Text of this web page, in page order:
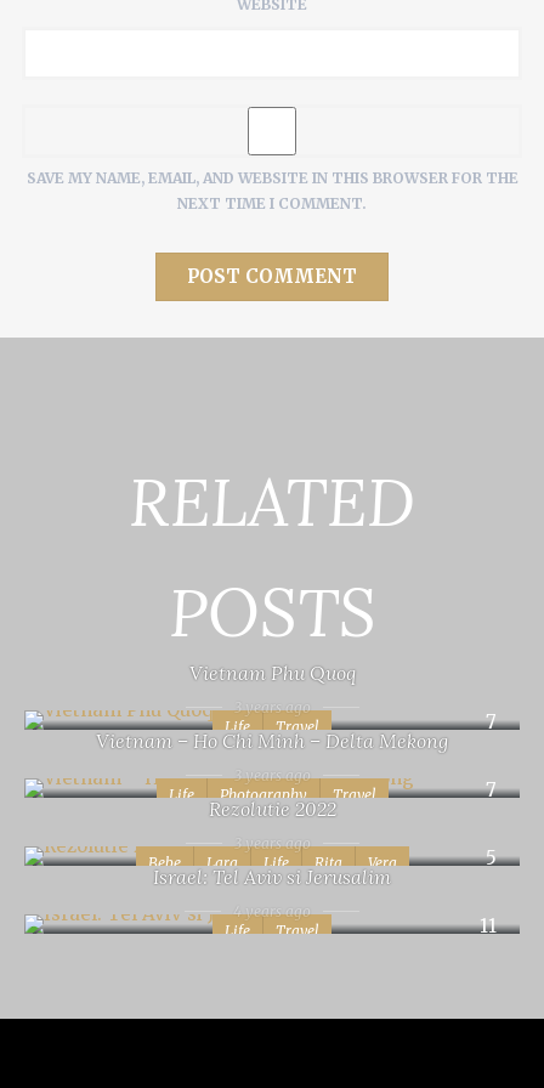
WEBSITE
SAVE MY NAME, EMAIL, AND WEBSITE IN THIS BROWSER FOR THE
NEXT TIME I COMMENT.
RELATED
POSTS
Life Travel 7
Vietnam Phu Quoq
3 years ago
Life Photography Travel 7
Vietnam – Ho Chi Minh – Delta Mekong
3 years ago
Bebe Lara Life Rita Vera 5
Rezolutie 2022
3 years ago
Life Travel 11
Israel: Tel Aviv si Jerusalim
4 years ago